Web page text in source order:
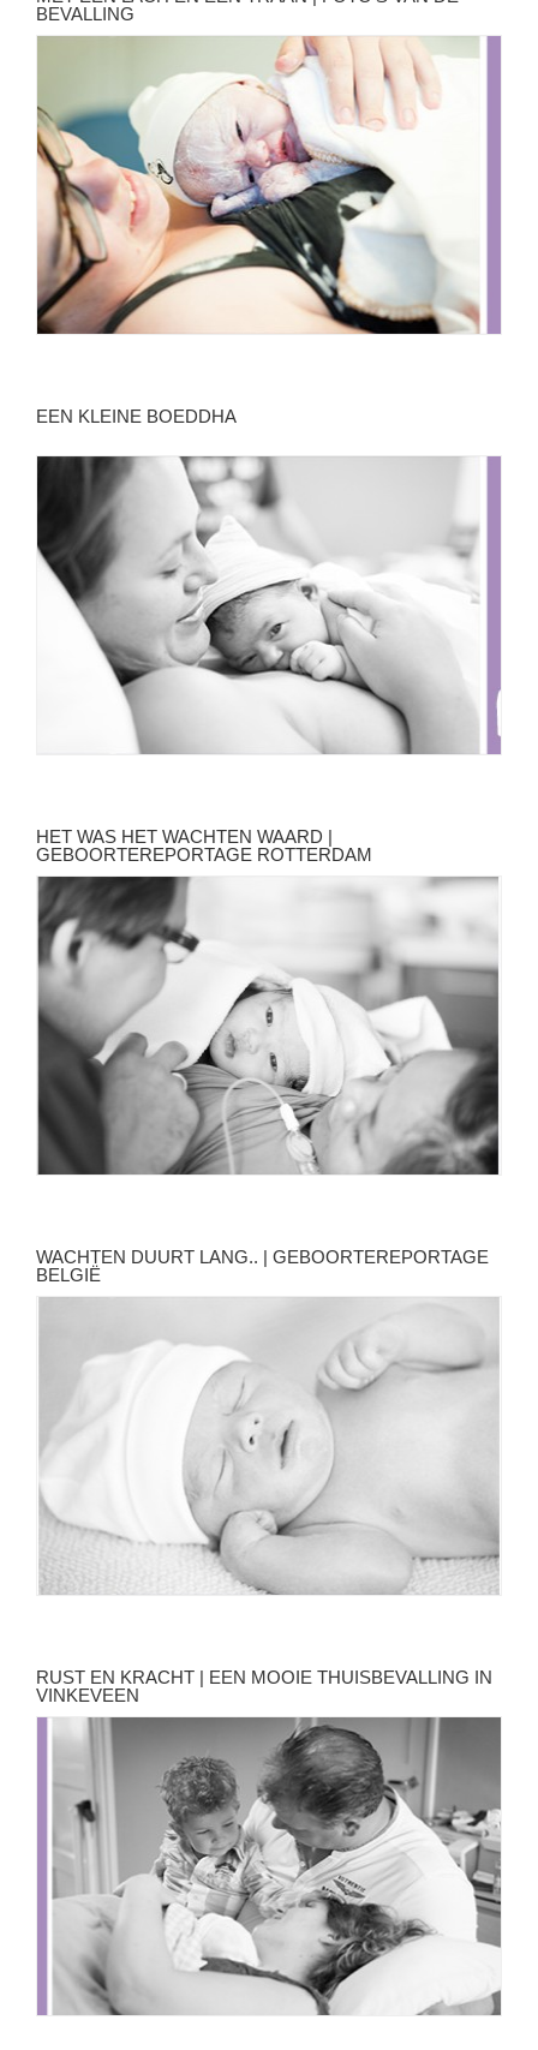
BEVALLING
EEN KLEINE BOEDDHA
HET WAS HET WACHTEN WAARD |
GEBOORTEREPORTAGE ROTTERDAM
WACHTEN DUURT LANG.. | GEBOORTEREPORTAGE
BELGIË
RUST EN KRACHT | EEN MOOIE THUISBEVALLING IN
VINKEVEEN